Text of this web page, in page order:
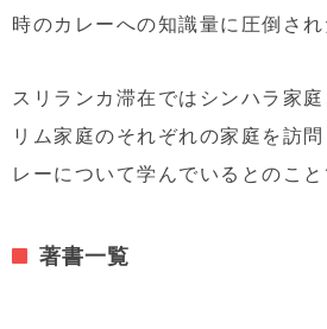
時のカレーへの知識量に圧倒され
スリランカ滞在ではシンハラ家
リム家庭のそれぞれの家庭を訪
レーについて学んでいるとのこと
著書一覧